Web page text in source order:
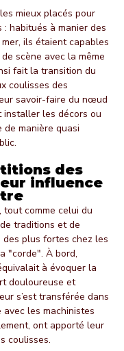
mieux placés pour
habitués à manier des
ils étaient capables
scène avec la même
fait la transition du
coulisses des
savoir-faire du nœud
installer les décors ou
manière quasi
des
influence
tout comme celui du
traditions et de
des plus fortes chez les
"corde". À bord,
à évoquer la
douloureuse et
s’est transférée dans
avec les machinistes
ont apporté leur
coulisses.